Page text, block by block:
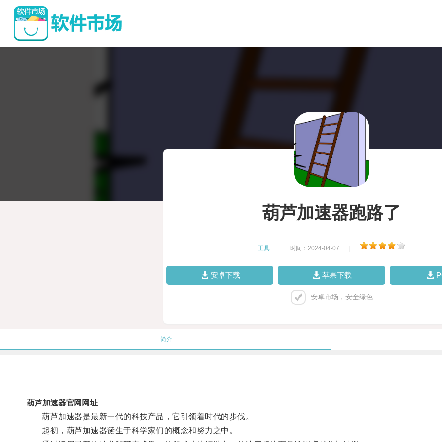
葫芦加速器跑路了
工具 时间：2024-04-07
安卓下载 苹果下载
安卓市场，安全绿色
简介
葫芦加速器官网网址
葫芦加速器是最新一代的科技产品，它引领着时代的步伐。
起初，葫芦加速器诞生于科学家们的概念和努力之中。